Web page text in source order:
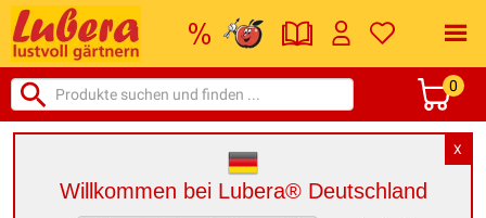
0
X
Willkommen bei Lubera® Deutschland